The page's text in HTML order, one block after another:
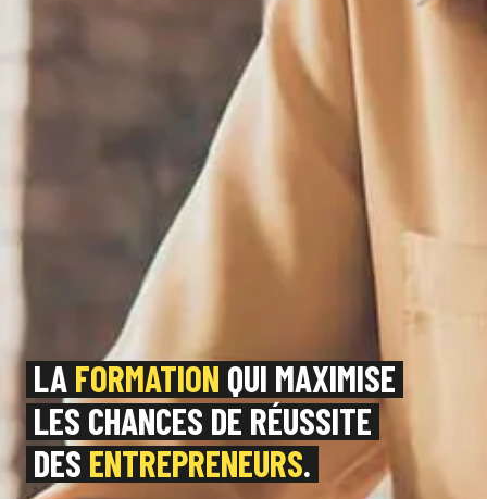
LA FORMATION QUI MAXIMISE
LES CHANCES DE RÉUSSITE
DES ENTREPRENEURS.